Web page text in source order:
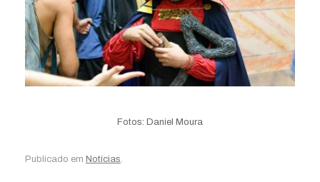
Fotos: Daniel Moura
Publicado em Notícias